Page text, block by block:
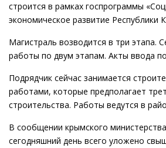
строится в рамках госпрограммы
экономическое развитие Республики
Магистраль возводится в три этапа.
работы по двум этапам. Акты ввода
Подрядчик сейчас занимается
работами, которые предполагает
строительства. Работы ведутся в
В сообщении крымского
сегодняшний день всего уложено